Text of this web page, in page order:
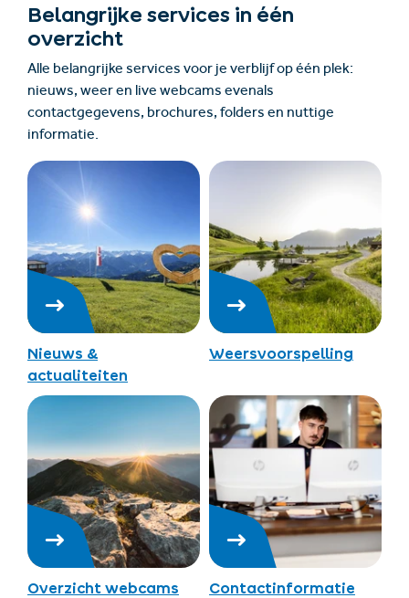
Belangrijke services in één
overzicht
Alle belangrijke services voor je verblijf op één plek:
nieuws, weer en live webcams evenals
contactgegevens, brochures, folders en nuttige
informatie.
Nieuws &
actualiteiten
Weersvoorspelling
Overzicht webcams Contactinformatie